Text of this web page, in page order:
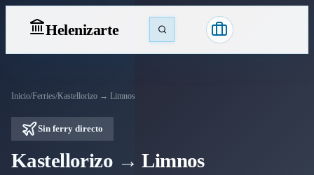
Helenizarte
Inicio/Ferries/Kastellorizo → Limnos
Sin ferry directo
Kastellorizo → Limnos